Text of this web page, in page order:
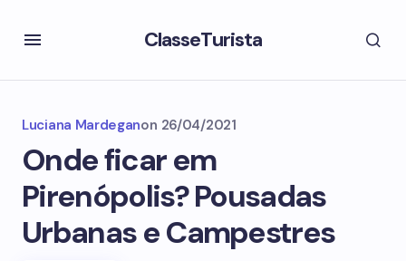
ClasseTurista
Luciana Mardeganon 26/04/2021
Onde ficar em
Pirenópolis? Pousadas
Urbanas e Campestres